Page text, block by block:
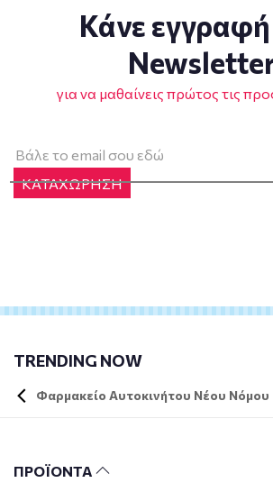
Κάνε
για να μαθαίνεις πρώτος τις
ΚΑΤΑΧΩΡΗΣΗ
TRENDING NOW
Φαρμακείο Αυτοκινήτου Νέου Νόμου
ΠΡΟΪΟΝΤΑ